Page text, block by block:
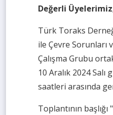
Değerli
Türk Toraks
ile Çevre Sorunları
Çalışma Grubu
10 Aralık 2024 Salı
saatleri arasında
Toplantının